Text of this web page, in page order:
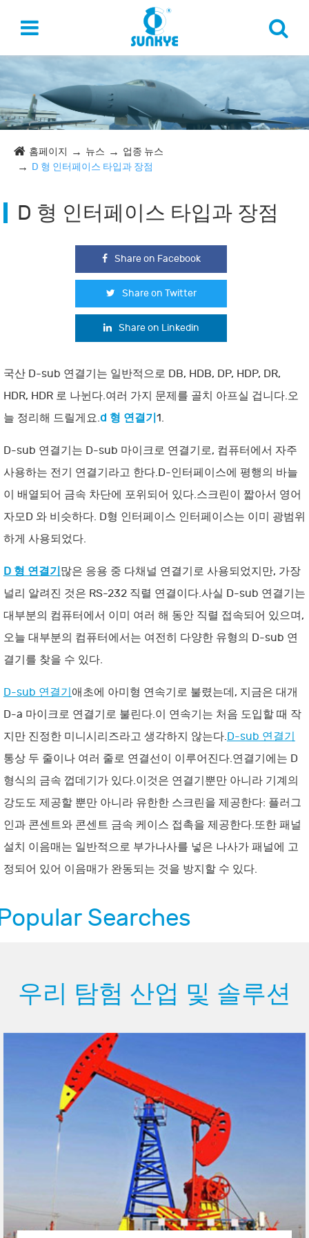
홈페이지 뉴스
업종 뉴스
D 형 인터페이스 타입과 장점
D 형 인터페이스 타입과 장점
Share on Facebook
Share on Twitter
Share on Linkedin
국산 D-sub 연결기는 일반적으로 DB, HDB, DP, HDP, DR,
HDR, HDR 로 나뉜다.여러 가지 문제를 골치 아프실 겁니다.오
늘 정리해 드릴게요. d 형 연결기 1.
D-sub 연결기는 D-sub 마이크로 연결기로, 컴퓨터에서 자주
사용하는 전기 연결기라고 한다.D-인터페이스에 평행의 바늘
이 배열되어 금속 차단에 포위되어 있다.스크린이 짧아서 영어
자모D 와 비슷하다. D형 인터페이스 인터페이스는 이미 광범위
하게 사용되었다.
D 형 연결기 많은 응용 중 다채널 연결기로 사용되었지만, 가장
널리 알려진 것은 RS-232 직렬 연결이다.사실 D-sub 연결기는
대부분의 컴퓨터에서 이미 여러 해 동안 직렬 접속되어 있으며,
오늘 대부분의 컴퓨터에서는 여전히 다양한 유형의 D-sub 연
결기를 찾을 수 있다.
D-sub 연결기 애초에 아미형 연속기로 불렸는데, 지금은 대개
D-a 마이크로 연결기로 불린다.이 연속기는 처음 도입할 때 작
지만 진정한 미니시리즈라고 생각하지 않는다. D-sub 연결기
통상 두 줄이나 여러 줄로 연결선이 이루어진다.연결기에는 D
형식의 금속 껍데기가 있다.이것은 연결기뿐만 아니라 기계의
강도도 제공할 뿐만 아니라 유한한 스크린을 제공한다: 플러그
인과 콘센트와 콘센트 금속 케이스 접촉을 제공한다.또한 패널
설치 이음매는 일반적으로 부가나사를 넣은 나사가 패널에 고
정되어 있어 이음매가 완동되는 것을 방지할 수 있다.
Searches
우리 탐험 산업 및 솔루션